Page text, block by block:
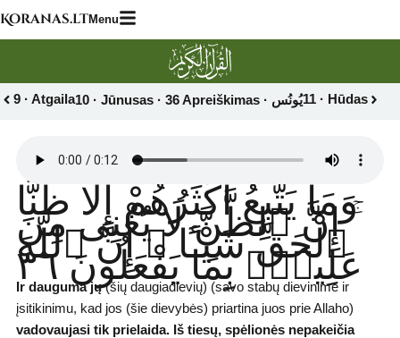
Skip
to
Koranas.ltMenu
9 · Atgaila 10 · Jūnusas · 36 Apreiškimas · يُونُس‎11 · Hūdas
وَمَا يَتَّبِعُ أَكْثَرُهُمْ إِلَّا ظَنًّا
ۚ إِنَّ ٱلظَّنَّ لَا يُغْنِى مِنَ
ٱلْحَقِّ شَيْـًٔا ۚ إِنَّ ٱللَّهَ
عَلِيمٌۢ بِمَا يَفْعَلُونَ ٣٦Ir dauguma jų(šių daugiadievių) (savo stabų dievinime ir
įsitikinimu, kad jos (šie dievybės) priartina juos prie Allaho)
vadovaujasi tik prielaida. Iš tiesų, spėlionės nepakeičia